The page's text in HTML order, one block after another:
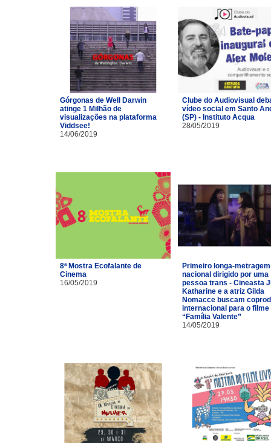
Górgonas de Well Darwin
atinge 1 Milhão de
visualizações na plataforma
Viddsee!
14/06/2019
Clube do Audiovisual
vídeo social em Santo
(SP) - Instituto Acqua
28/05/2019
8ª Mostra Ecofalante de
Cinema
16/05/2019
Primeiro longa-metragem
nacional dirigido por uma
pessoa trans - Cineasta
Katharine e a atriz Gilda
Nomacce buscam
internacional para o filme
“Família Valente”
14/05/2019